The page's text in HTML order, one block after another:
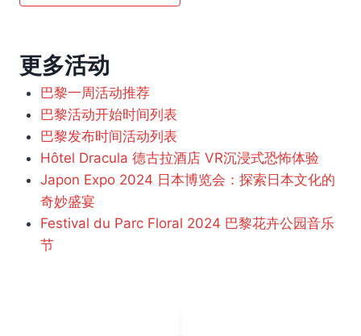
更多活动
巴黎一周活动推荐
巴黎活动开始时间列表
巴黎发布时间活动列表
Hôtel Dracula 德古拉酒店 VR沉浸式恐怖体验
Japon Expo 2024 日本博览会：探索日本文化的
奇妙盛宴
Festival du Parc Floral 2024 巴黎花卉公园音乐
节